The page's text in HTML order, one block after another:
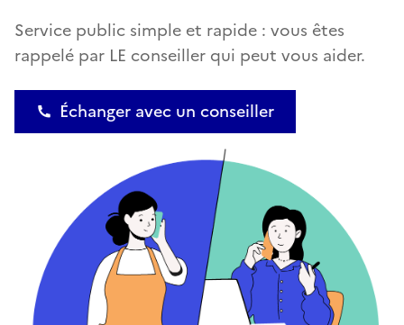
Service public simple et rapide : vous êtes
rappelé par LE conseiller qui peut vous aider.
Échanger avec un conseiller